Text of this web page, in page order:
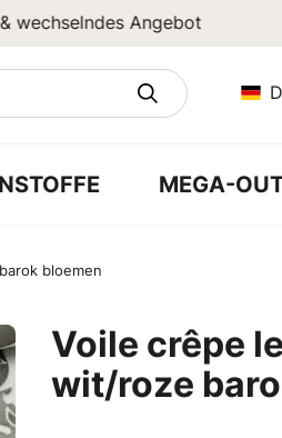
Angebot
MEGA-
bloemen
Voile crêpe
wit/roze